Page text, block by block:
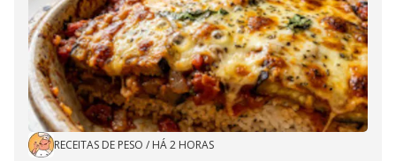
RECEITAS DE PESO / HÁ 2 HORAS